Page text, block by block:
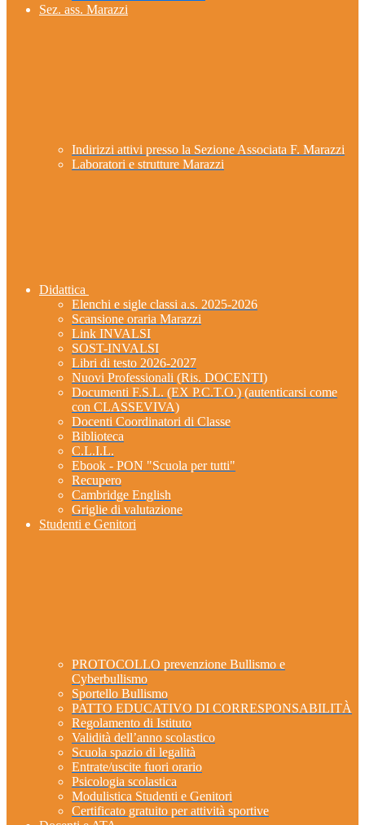
Sez. ass. Marazzi
Indirizzi attivi presso la Sezione Associata F. Marazzi
Laboratori e strutture Marazzi
Didattica
Elenchi e sigle classi a.s. 2025-2026
Scansione oraria Marazzi
Link INVALSI
SOST-INVALSI
Libri di testo 2026-2027
Nuovi Professionali (Ris. DOCENTI)
Documenti F.S.L. (EX P.C.T.O.) (autenticarsi come
con CLASSEVIVA)
Docenti Coordinatori di Classe
Biblioteca
C.L.I.L.
Ebook - PON "Scuola per tutti"
Recupero
Cambridge English
Griglie di valutazione
Studenti e Genitori
PROTOCOLLO prevenzione Bullismo e
Cyberbullismo
Sportello Bullismo
PATTO EDUCATIVO DI CORRESPONSABILITÀ
Regolamento di Istituto
Validità dell’anno scolastico
Scuola spazio di legalità
Entrate/uscite fuori orario
Psicologia scolastica
Modulistica Studenti e Genitori
Certificato gratuito per attività sportive